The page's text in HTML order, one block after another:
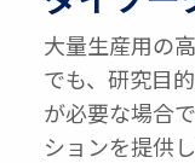
大量生産用の
でも、研究目
が必要な場合
ションを提供し